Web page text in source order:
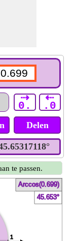
⇢
0.
⇠
.0
Delen
te passen.